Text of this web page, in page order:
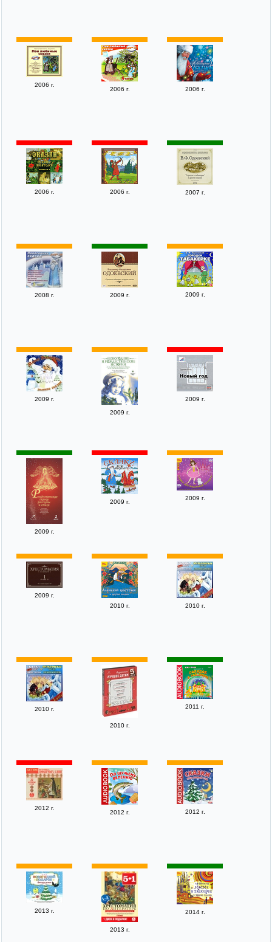
2006 г.
2006 г. 2006 г.
2006 г. 2006 г. 2007 г.
2008 г. 2009 г. 2009 г.
2009 г.
2009 г.
2009 г.
2009 г.
2009 г.
2009 г.
2009 г.
2010 г.
2010 г.
2010 г.
2010 г.
2011 г.
2012 г.
2012 г. 2012 г.
2013 г.
2013 г.
2014 г.